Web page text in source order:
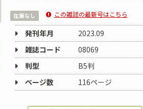
在庫なし この雑誌の最新号はこちら
発刊年月
2023.09
雑誌コード
08069
判型
B5判
ページ数
116ページ